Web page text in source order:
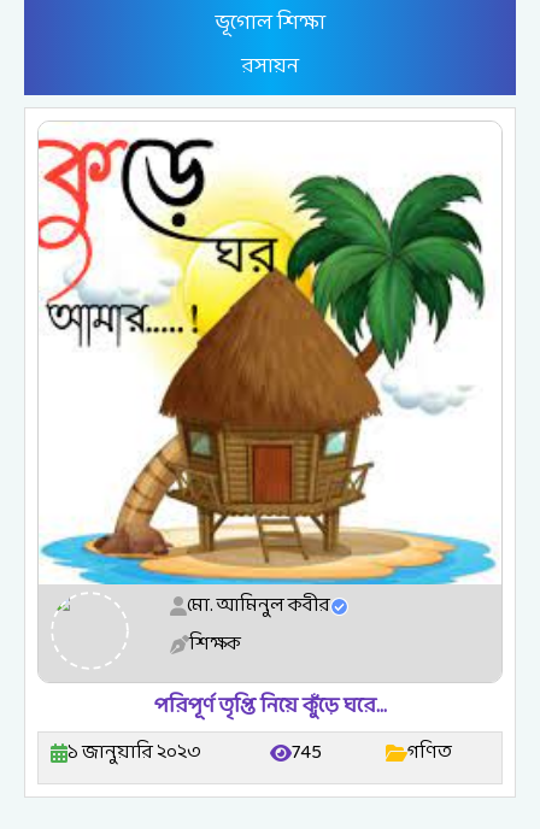
ভূগোল শিক্ষা
রসায়ন
মো. আমিনুল কবীর
শিক্ষক
পরিপূর্ণ তৃপ্তি নিয়ে কুঁড়ে ঘরে…
১ জানুয়ারি ২০২৩ 745 গণিত